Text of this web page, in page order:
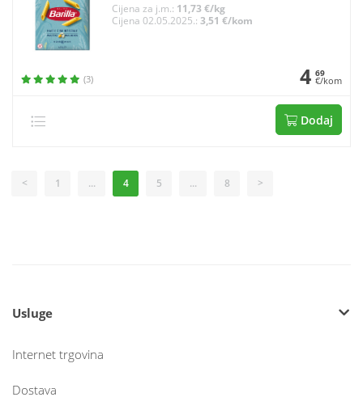
Cijena za j.m.: 11,73 €/kg
Cijena 02.05.2025.:3,51 €/kom
(3) 4 69
€/kom
Dodaj
< 1 ... 4 5 ... 8 >
Usluge
Internet trgovina
Dostava